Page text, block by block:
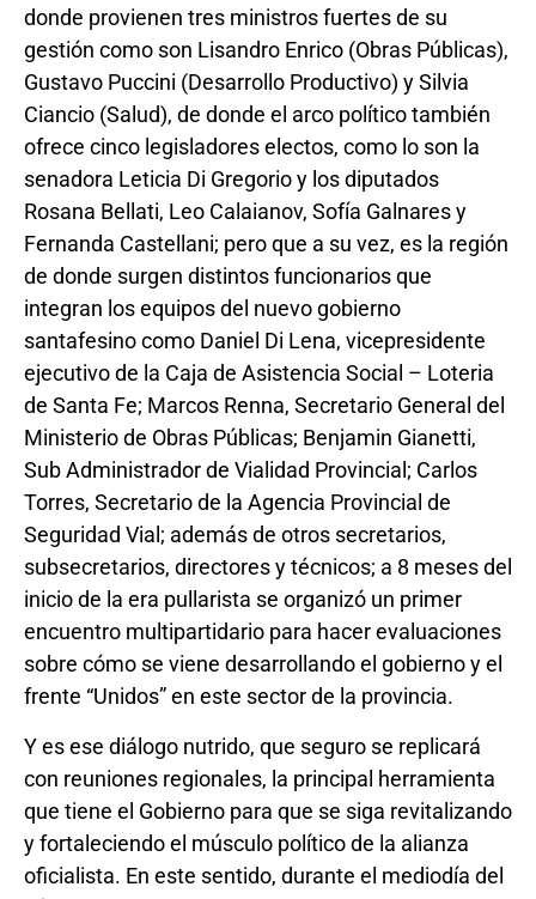
donde provienen tres ministros fuertes de su
gestión como son Lisandro Enrico (Obras Públicas),
Gustavo Puccini (Desarrollo Productivo) y Silvia
Ciancio (Salud), de donde el arco político también
ofrece cinco legisladores electos, como lo son la
senadora Leticia Di Gregorio y los diputados
Rosana Bellati, Leo Calaianov, Sofía Galnares y
Fernanda Castellani; pero que a su vez, es la región
de donde surgen distintos funcionarios que
integran los equipos del nuevo gobierno
santafesino como Daniel Di Lena, vicepresidente
ejecutivo de la Caja de Asistencia Social – Loteria
de Santa Fe; Marcos Renna, Secretario General del
Ministerio de Obras Públicas; Benjamin Gianetti,
Sub Administrador de Vialidad Provincial; Carlos
Torres, Secretario de la Agencia Provincial de
Seguridad Vial; además de otros secretarios,
subsecretarios, directores y técnicos; a 8 meses del
inicio de la era pullarista se organizó un primer
encuentro multipartidario para hacer evaluaciones
sobre cómo se viene desarrollando el gobierno y el
frente “Unidos” en este sector de la provincia.
Y es ese diálogo nutrido, que seguro se replicará
con reuniones regionales, la principal herramienta
que tiene el Gobierno para que se siga revitalizando
y fortaleciendo el músculo político de la alianza
oficialista. En este sentido, durante el mediodía del